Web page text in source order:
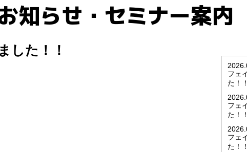
知らせ・セミナー案内
した！！
フェ
た！！
フェ
た！！
フェ
た！！